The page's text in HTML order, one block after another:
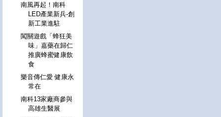
南風再起！南科
LED產業新兵-創
新工業進駐
闖關遊戲「蜂狂美
味」嘉藥在歸仁
推廣蜂蜜健康飲
食
樂音傳仁愛 健康永
常在
南科13家廠商參與
高雄生醫展